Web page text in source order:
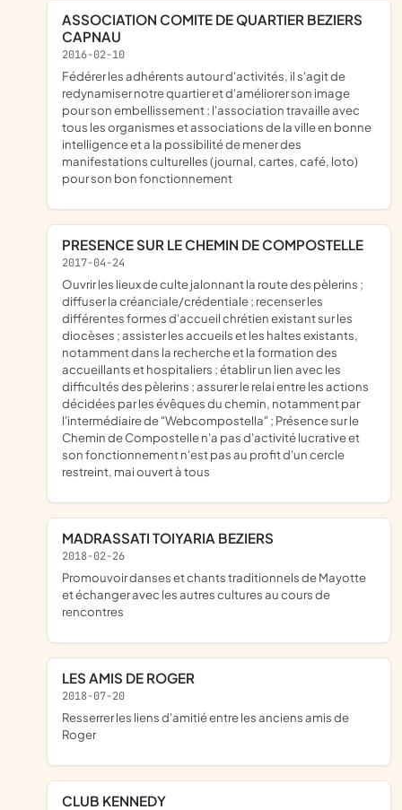
ASSOCIATION COMITE DE QUARTIER BEZIERS
CAPNAU
2016-02-10
fédérer les adhérents autour d'activités, il s'agit de
redynamiser notre quartier et d'améliorer son image
pour son embellissement ; l'association travaille avec
tous les organismes et associations de la ville en bonne
intelligence et a la possibilité de mener des
manifestations culturelles (journal, cartes, café, loto)
pour son bon fonctionnement
PRESENCE SUR LE CHEMIN DE COMPOSTELLE
2017-04-24
ouvrir les lieux de culte jalonnant la route des pèlerins ;
diffuser la créanciale/crédentiale ; recenser les
différentes formes d'accueil chrétien existant sur les
diocèses ; assister les accueils et les haltes existants,
notamment dans la recherche et la formation des
accueillants et hospitaliers ; établir un lien avec les
difficultés des pèlerins ; assurer le relai entre les actions
décidées par les évêques du chemin, notamment par
l'intermédiaire de "Webcompostella" ; Présence sur le
Chemin de Compostelle n'a pas d'activité lucrative et
son fonctionnement n'est pas au profit d'un cercle
restreint, mai ouvert à tous
MADRASSATI TOIYARIA BEZIERS
2018-02-26
promouvoir danses et chants traditionnels de Mayotte
et échanger avec les autres cultures au cours de
rencontres
LES AMIS DE ROGER
2018-07-20
resserrer les liens d'amitié entre les anciens amis de
Roger
CLUB KENNEDY